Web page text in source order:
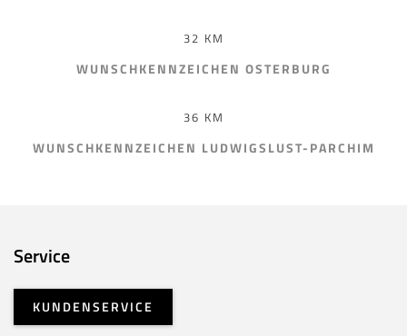
32 KM
WUNSCHKENNZEICHEN OSTERBURG
36 KM
WUNSCHKENNZEICHEN LUDWIGSLUST-PARCHIM
Service
KUNDENSERVICE